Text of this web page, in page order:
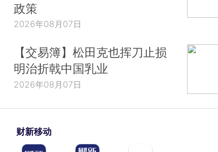
政策
2026年08月07日
【交易簿】松田克也挥刀止损
明治折戟中国乳业
2026年08月07日
财新移动